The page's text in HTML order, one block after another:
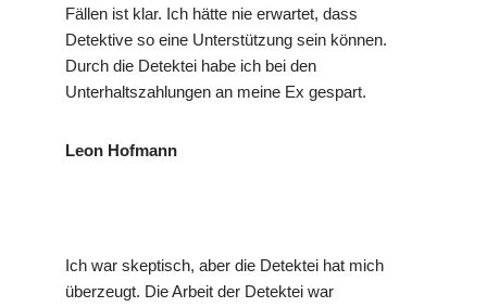
Fällen ist klar. Ich hätte nie erwartet, dass
Detektive so eine Unterstützung sein können.
Durch die Detektei habe ich bei den
Unterhaltszahlungen an meine Ex gespart.
Leon Hofmann
Ich war skeptisch, aber die Detektei hat mich
überzeugt. Die Arbeit der Detektei war